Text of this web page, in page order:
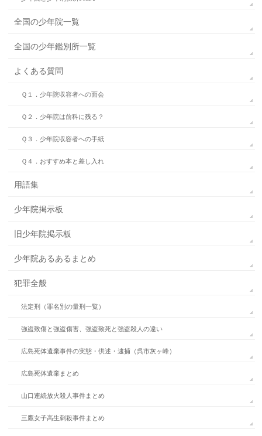
全国の少年院一覧
全国の少年鑑別所一覧
よくある質問
Ｑ１．少年院収容者への面会
Ｑ２．少年院は前科に残る？
Ｑ３．少年院収容者への手紙
Ｑ４．おすすめ本と差し入れ
用語集
少年院掲示板
旧少年院掲示板
少年院あるあるまとめ
犯罪全般
法定刑（罪名別の量刑一覧）
強盗致傷と強盗傷害、強盗致死と強盗殺人の違い
広島死体遺棄事件の実態・供述・逮捕（呉市灰ヶ峰）
広島死体遺棄まとめ
山口連続放火殺人事件まとめ
三鷹女子高生刺殺事件まとめ